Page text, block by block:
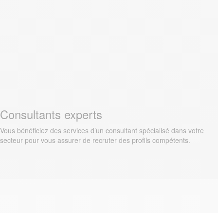
Consultants experts
Vous bénéficiez des services d’un consultant spécialisé dans votre
secteur pour vous assurer de recruter des profils compétents.